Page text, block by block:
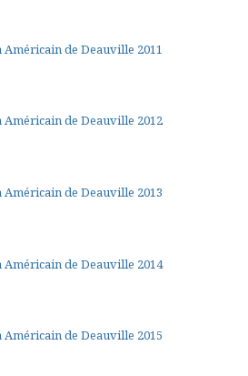
Américain de Deauville 2011
Américain de Deauville 2012
Américain de Deauville 2013
Américain de Deauville 2014
Américain de Deauville 2015